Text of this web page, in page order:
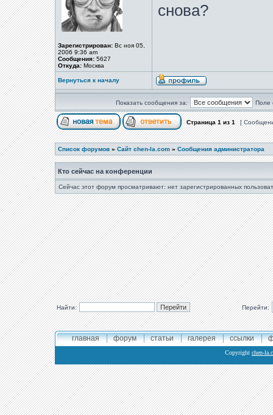
Зарегистрирован: Вс ноя 05,
2006 9:36 am
Сообщения: 5627
Откуда: Москва
снова?
Вернуться к началу
Показать сообщения за: Поле
Страница1из1 [
Список форумов » Сайт chen-la.com » Сообщения администратора
Кто сейчас на конференции
Сейчас этот форум просматривают: нет зарегистрированных
Найти: Перейти:
главная форум статьи галерея ссылки
Copyright chen-